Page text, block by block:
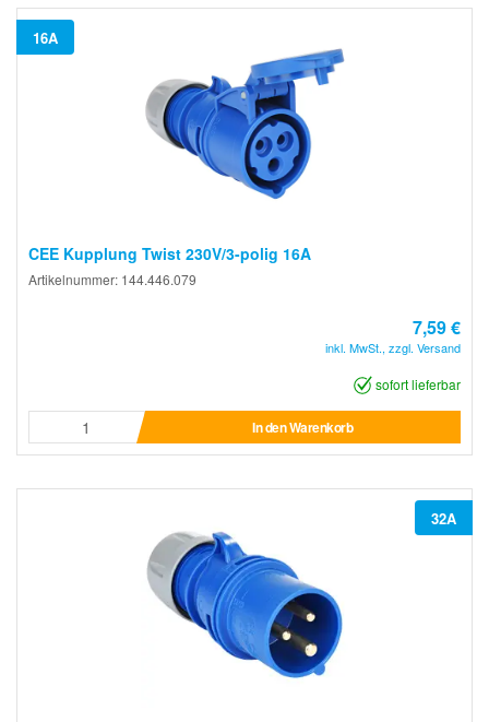
16A
CEE Kupplung Twist 230V/3-polig 16A
Artikelnummer: 144.446.079
7,59 €
inkl. MwSt., zzgl. Versand
sofort lieferbar
In den Warenkorb
32A